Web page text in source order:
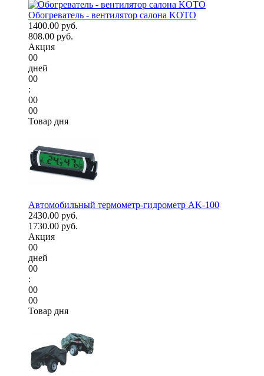
Обогреватель - вентилятор салона KOTO
1400.00 руб.
808.00 руб.
Акция
00
дней
00
:
00
00
Товар дня
Автомобильный термометр-гидрометр AK-100
2430.00 руб.
1730.00 руб.
Акция
00
дней
00
:
00
00
Товар дня